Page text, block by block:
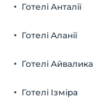
Готелі Анталії
Готелі Аланії
Готелі Айвалика
Готелі Ізміра